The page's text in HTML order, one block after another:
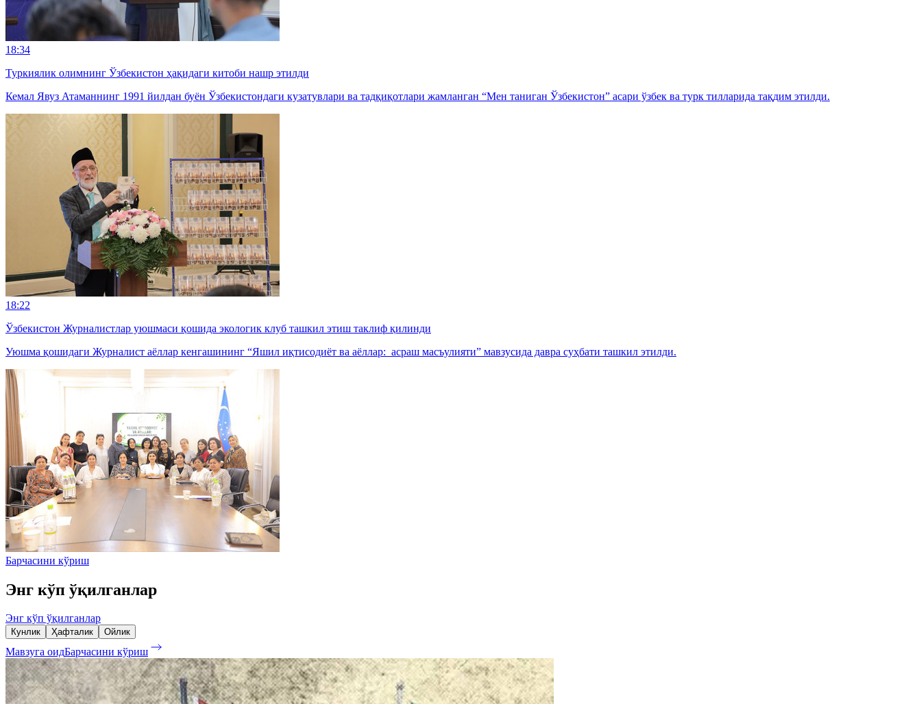
18:34
Туркиялик олимнинг Ўзбекистон ҳақидаги китоби нашр этилди
Кемал Явуз Атаманнинг 1991 йилдан буён Ўзбекистондаги кузатувлари ва тадқиқотлари жамланган “Мен таниган Ўзбекистон” асари ўзбек ва турк тилларида тақдим этилди.
18:22
Ўзбекистон Журналистлар уюшмаси қошида экологик клуб ташкил этиш таклиф қилинди
Уюшма қошидаги Журналист аёллар кенгашининг “Яшил иқтисодиёт ва аёллар: асраш масъулияти” мавзусида давра суҳбати ташкил этилди.
Барчасини кўриш
Энг кўп ўқилганлар
Энг кўп ўқилганлар
Кунлик Ҳафталик Ойлик
Мавзуга оидБарчасини кўриш